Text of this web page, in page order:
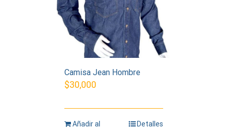
Camisa Jean Hombre
$30,000
Añadir al
Detalles